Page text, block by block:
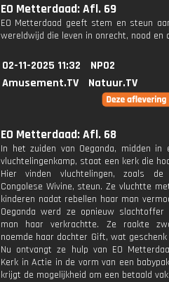
EO Metterdaad: Afl. 69
EO Metterdaad geeft stem en steun
wereldwijd die leven in onrecht, nood en
02-11-2025 11:32
NPO2
Amusement.TV
Natuur.TV
EO Metterdaad: Afl. 68
In het zuiden van Oeganda, midden in
vluchtelingenkamp, staat een kerk die
Hier vinden vluchtelingen, zoals de
Congolese Wivine, steun. Ze vluchtte
kinderen nadat rebellen haar man
Oeganda werd ze opnieuw
man haar verkrachtte. Ze raakte
noemde haar dochter Gift, wat
Nu ontvangt ze hulp van EO
Kerk in Actie in de vorm van een
krijgt de mogelijkheid om een betaald